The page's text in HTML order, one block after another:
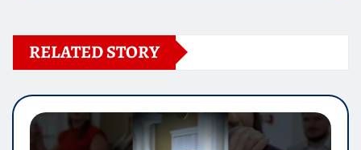
RELATED STORY